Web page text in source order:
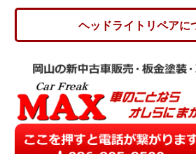
ヘッドライトリペアに